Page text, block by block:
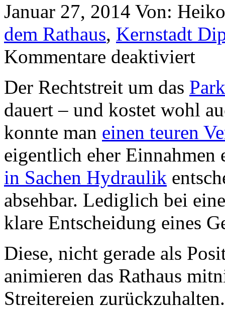
Januar 27, 2014 Von:
dem Rathaus, Kernstadt
Kommentare deaktiviert
Der Rechtstreit um das
dauert – und kostet wohl
konnte man einen teuren
eigentlich eher Einnahmen
in Sachen Hydraulik
absehbar. Lediglich bei
klare Entscheidung eines
Diese, nicht gerade als
animieren das Rathaus
Streitereien